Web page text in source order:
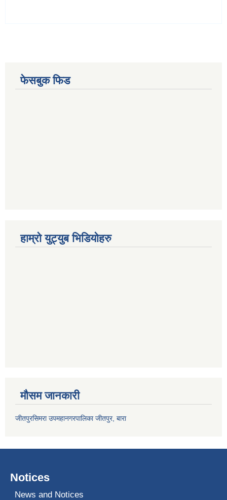
फेसबुक फिड
हाम्रो युट्युब भिडियोहरु
मौसम जानकारी
जीतपुरसिमरा उपमहानगरपालिका जीतपुर, बारा
Notices
News and Notices